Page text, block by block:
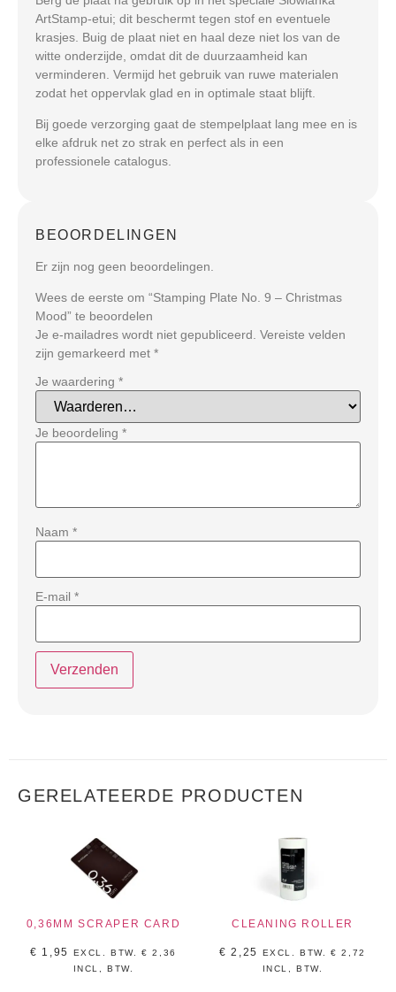
ArtStamp-etui; dit beschermt tegen stof en eventuele
krasjes. Buig de plaat niet en haal deze niet los van de
witte onderzijde, omdat dit de duurzaamheid kan
verminderen. Vermijd het gebruik van ruwe materialen
zodat het oppervlak glad en in optimale staat blijft.
Bij goede verzorging gaat de stempelplaat lang mee en is
elke afdruk net zo strak en perfect als in een
professionele catalogus.
BEOORDELINGEN
Er zijn nog geen beoordelingen.
Wees de eerste om “Stamping Plate No. 9 – Christmas
Mood” te beoordelen
Je e-mailadres wordt niet gepubliceerd. Vereiste velden
zijn gemarkeerd met *
Je waardering *
Je beoordeling *
Naam *
E-mail *
GERELATEERDE PRODUCTEN
0,36MM SCRAPER CARD
€ 1,95 EXCL. BTW.€ 2,36
INCL, BTW.
CLEANING ROLLER
€ 2,25 EXCL. BTW.€ 2,72
INCL, BTW.